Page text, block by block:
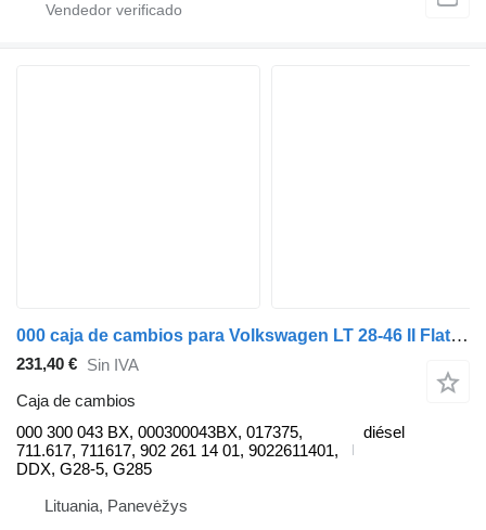
000 caja de cambios para Volkswagen LT 28-46 II Flatbed (2DC, 2DF, 2 camión
231,40 € Sin IVA
Caja de cambios
000 300 043 BX, 000300043BX, 017375,
711.617, 711617, 902 261 14 01, 9022611401,
DDX, G28-5, G285
diésel
Lituania, Panevėžys